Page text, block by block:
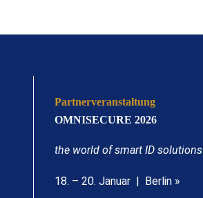
Partnerveranstaltung
OMNISECURE 2026
the world of smart ID solutions
18. – 20. Januar | Berlin »